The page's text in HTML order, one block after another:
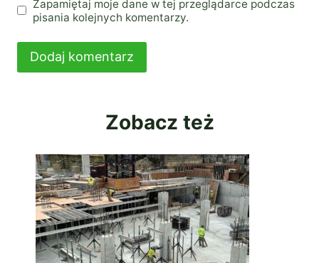
Zapamiętaj moje dane w tej przeglądarce podczas
pisania kolejnych komentarzy.
Zobacz też